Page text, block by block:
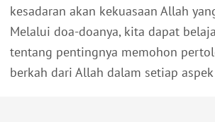
kesadaran akan kekuasaan Allah
Melalui doa-doanya, kita dapat
tentang pentingnya memohon
berkah dari Allah dalam setiap